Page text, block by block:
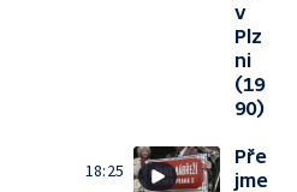
v
Plz
ni
(19
90)
18:25
Pře
jme